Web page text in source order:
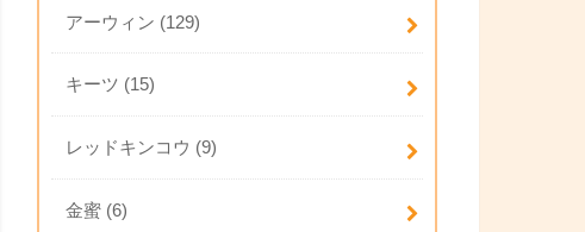
アーウィン (129)
キーツ (15)
レッドキンコウ (9)
金蜜 (6)